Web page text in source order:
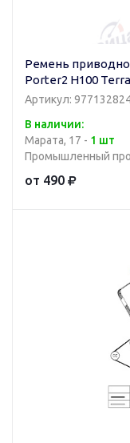
Ремень
Porter2 H100
Артикул:
В наличии:
Марата, 17 - 1 шт
Промышленный
от 490